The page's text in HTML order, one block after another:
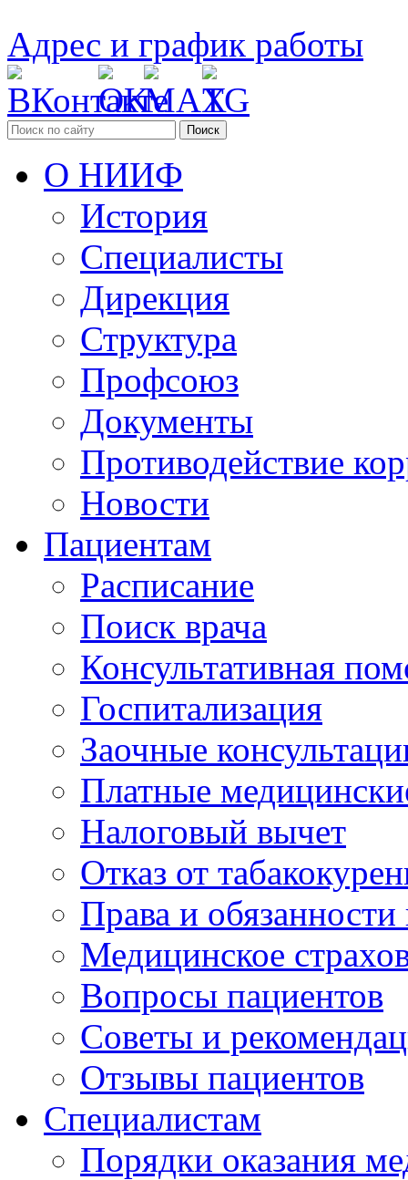
Адрес и график работы
Поиск
О НИИФ
История
Специалисты
Дирекция
Структура
Профсоюз
Документы
Противодействие
Новости
Пациентам
Расписание
Поиск врача
Консультативная
Госпитализация
Заочные
Платные
Налоговый вычет
Отказ от
Права и
Медицинское
Вопросы пациентов
Советы и
Отзывы пациентов
Специалистам
Порядки оказания